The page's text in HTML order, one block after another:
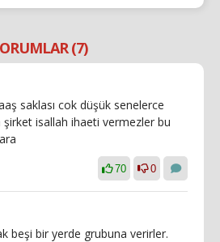
(7)
saklası cok düşük senelerce
isallah ihaeti vermezler bu
70 0
beşi bir yerde grubuna verirler.